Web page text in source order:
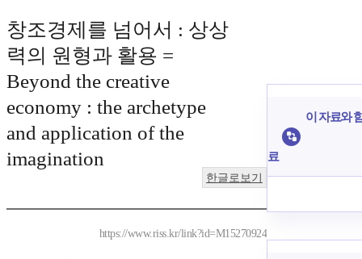
창조경제를 넘어서 : 상상
력의 원형과 활용 =
Beyond the creative
economy : the archetype
and application of the
imagination
한글로보기
https://www.riss.kr/link?id=M15270924
이 자료와
료